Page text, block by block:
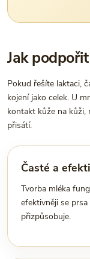
Jak
Pokud řešíte laktaci,
kojení jako celek. U
kontakt kůže na
přisátí.
Časté a
Tvorba mléka
efektivněji se
přizpůsobuje.